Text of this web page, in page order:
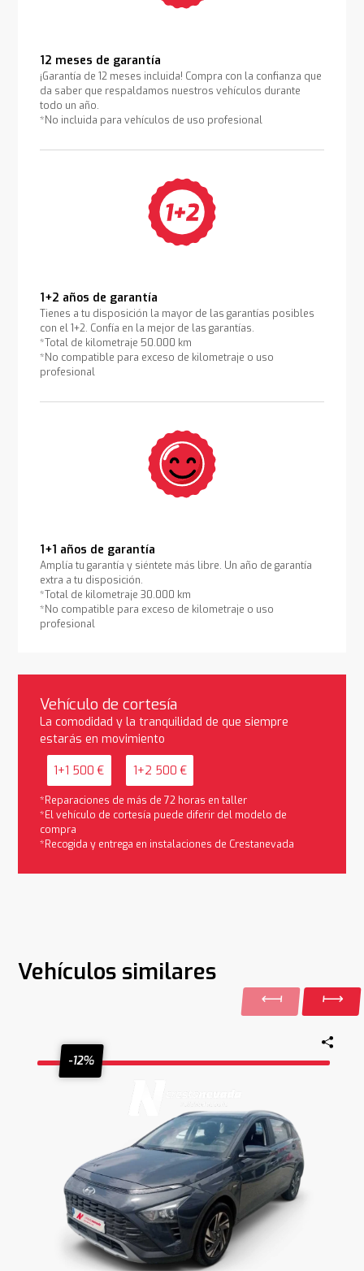
12 meses de garantía
¡Garantía de 12 meses incluida! Compra con la confianza que
da saber que respaldamos nuestros vehículos durante
todo un año.
*No incluida para vehículos de uso profesional
1+2 años de garantía
Tienes a tu disposición la mayor de las garantías posibles
con el 1+2. Confía en la mejor de las garantías.
*Total de kilometraje 50.000 km
*No compatible para exceso de kilometraje o uso
profesional
1+1 años de garantía
Amplía tu garantía y siéntete más libre. Un año de garantía
extra a tu disposición.
*Total de kilometraje 30.000 km
*No compatible para exceso de kilometraje o uso
profesional
Vehículo de cortesía
La comodidad y la tranquilidad de que siempre
estarás en movimiento
1+1 500 € 1+2 500 €
*Reparaciones de más de 72 horas en taller
*El vehículo de cortesía puede diferir del modelo de
compra
*Recogida y entrega en instalaciones de Crestanevada
Vehículos similares
-12%